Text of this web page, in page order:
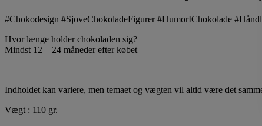
#Chokodesign #SjoveChokoladeFigurer #HumorIChokolade
Hvor længe holder chokoladen sig?
Mindst 12 – 24 måneder efter købet
Indholdet kan variere, men temaet og vægten vil altid være det
Vægt : 110 gr.